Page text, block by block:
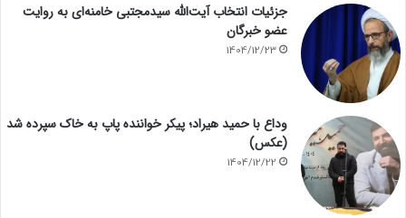
جزئیات انتخاب آیت‌الله سیدمجتبی خامنه‌ای به روایت
عضو خبرگان
1404/12/23
وداع با حمید هیراد؛ پیکر خواننده پاپ به خاک سپرده شد
(عکس)
1404/12/22